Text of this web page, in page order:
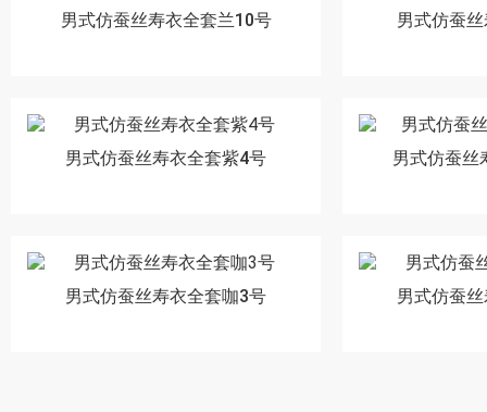
男式仿蚕丝寿衣全套兰10号 男式仿蚕
男式仿蚕丝寿衣全套紫4号 男式仿蚕丝
男式仿蚕丝寿衣全套咖3号 男式仿蚕